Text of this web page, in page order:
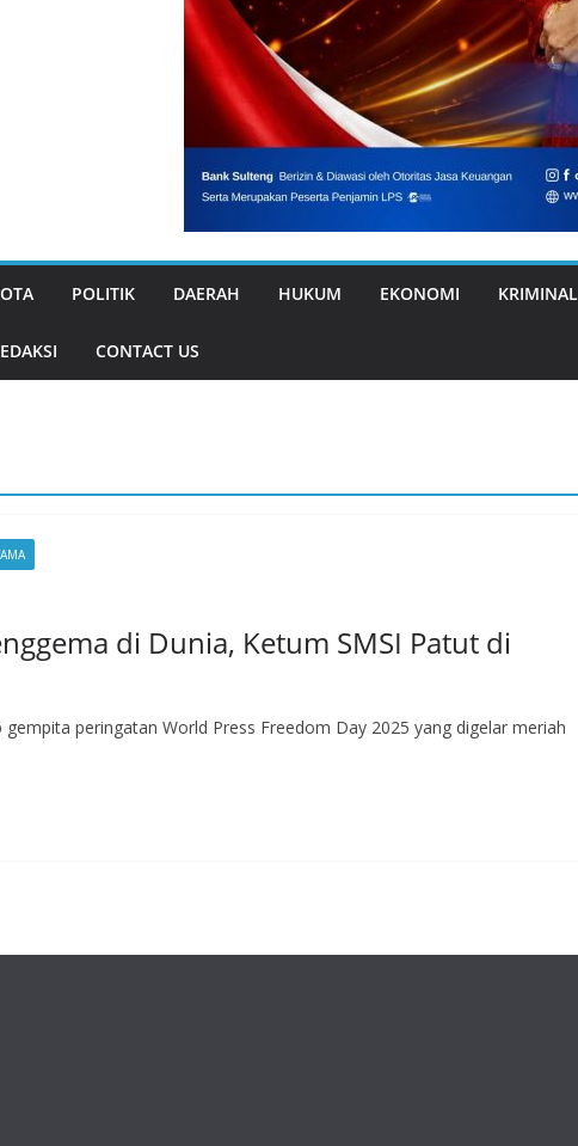
POLITIK DAERAH HUKUM EKONOMI KRIMINAL
CONTACT US
di Dunia, Ketum SMSI Patut di
peringatan World Press Freedom Day 2025 yang digelar meriah